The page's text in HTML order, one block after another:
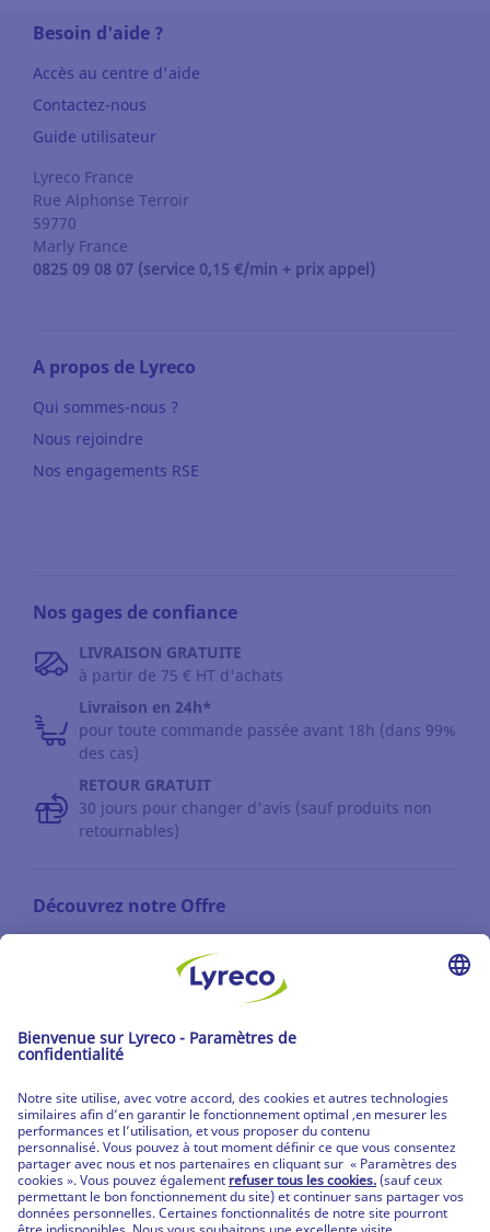
Besoin d'aide ?
Accès au centre d'aide
Contactez-nous
Guide utilisateur
Lyreco France
Rue Alphonse Terroir
59770
Marly France
0825 09 08 07 (service 0,15 €/min + prix appel)
A propos de Lyreco
Qui sommes-nous ?
Nous rejoindre
Nos engagements RSE
Nos gages de confiance
LIVRAISON GRATUITE
à partir de 75 € HT d'achats
Livraison en 24h*
pour toute commande passée avant 18h (dans 99%
des cas)
RETOUR GRATUIT
30 jours pour changer d'avis (sauf produits non
retournables)
Découvrez notre Offre
Partenaire | de tous les lieux de travail
© Lyreco 2026
Partenaire | de tous les lieux de travail|
Conditions Générales de Vente|Déclaration de
confidentialité|Conditions d'Utilisation &
Mentions Légales|Service Après-Vente|CPV